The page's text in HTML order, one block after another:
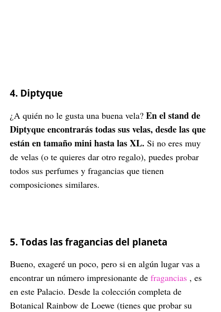
4. Diptyque
¿A quién no le gusta una buena vela? En el stand de
Diptyque encontrarás todas sus velas, desde las que
están en tamaño mini hasta las XL. Si no eres muy
de velas (o te quieres dar otro regalo), puedes probar
todos sus perfumes y fragancias que tienen
composiciones similares.
5. Todas las fragancias del planeta
Bueno, exageré un poco, pero si en algún lugar vas a
encontrar un número impresionante de fragancias , es
en este Palacio. Desde la colección completa de
Botanical Rainbow de Loewe (tienes que probar su